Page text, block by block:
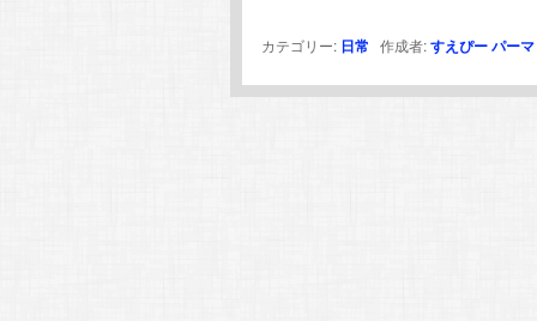
カテゴリー: 日常 作成者:すえぴーパー